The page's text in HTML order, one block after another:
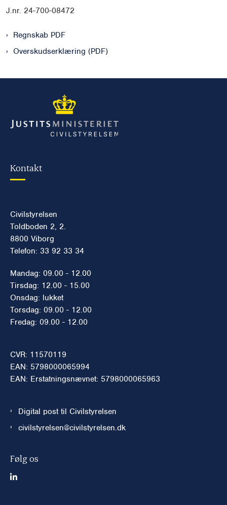
J.nr. 24-700-08472
Regnskab PDF
Overskudserklæring (PDF)
Kontakt
Civilstyrelsen
Toldboden 2, 2.
8800 Viborg
Telefon: 33 92 33 34
Mandag: 09.00 - 12.00
Tirsdag: 12.00 - 15.00
Onsdag: lukket
Torsdag: 09.00 - 12.00
Fredag: 09.00 - 12.00
CVR: 11570119
EAN: 5798000065994
EAN: Erstatningsnævnet: 5798000065963
Digital post til Civilstyrelsen
civilstyrelsen@civilstyrelsen.dk
Følg os